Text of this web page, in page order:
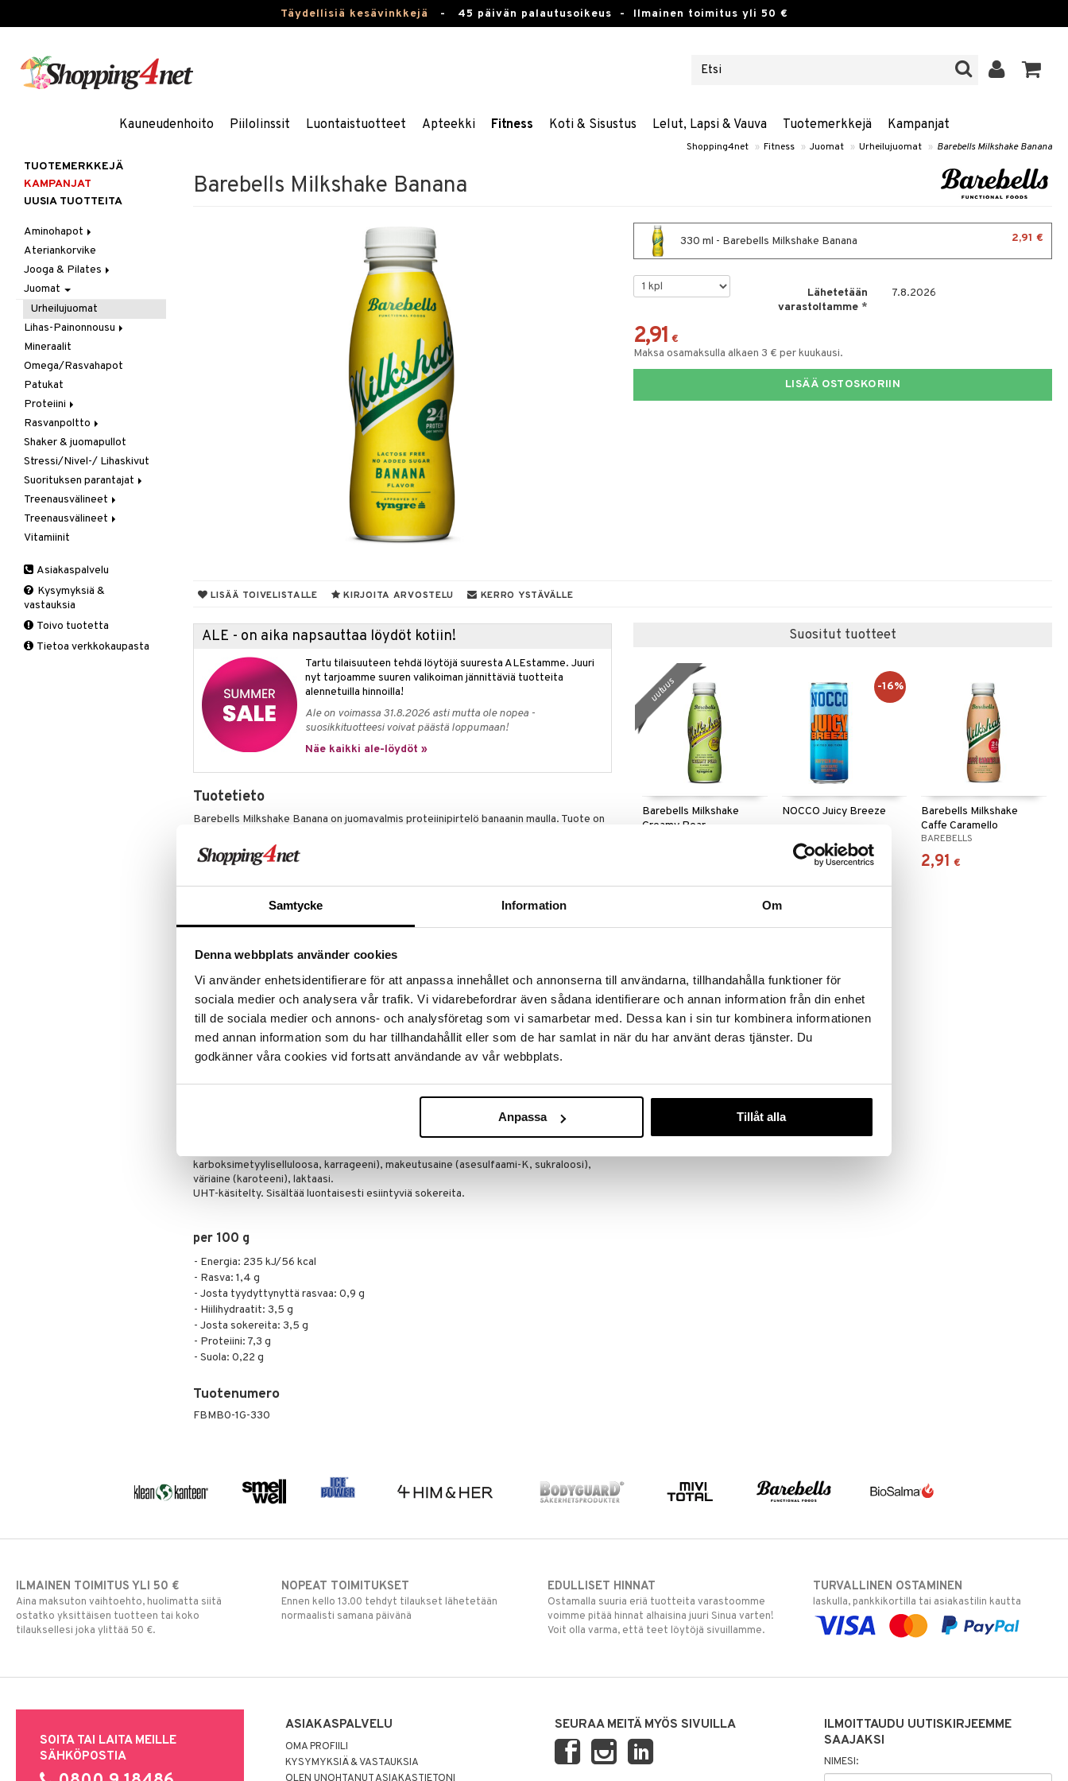
Samtycke Information Om
Denna webbplats använder cookies
Vi använder enhetsidentifierare för att anpassa innehållet och annonserna till användarna, tillhandahålla funktioner för
sociala medier och analysera vår trafik. Vi vidarebefordrar även sådana identifierare och annan information från din enhet
till de sociala medier och annons- och analysföretag som vi samarbetar med. Dessa kan i sin tur kombinera informationen
med annan information som du har tillhandahållit eller som de har samlat in när du har använt deras tjänster. Du
godkänner våra cookies vid fortsatt användande av vår webbplats.
Anpassa Tillåt alla
Täydellisiä kesävinkkejä - 45 päivän palautusoikeus - Ilmainen toimitus yli 50 €
Kauneudenhoito Piilolinssit Luontaistuotteet Apteekki Fitness Koti & Sisustus Lelut, Lapsi & Vauva Tuotemerkkejä Kampanjat
Shopping4net » Fitness » Juomat » Urheilujuomat » Barebells Milkshake Banana
Barebells Milkshake Banana
330 ml - Barebells Milkshake Banana 2,91 €
Lähetetään
varastoltamme*
7.8.2026
2,91 €
Maksa osamaksulla alkaen 3 € per kuukausi.
LISÄÄ OSTOSKORIIN
LISÄÄ TOIVELISTALLE KIRJOITA ARVOSTELU KERRO YSTÄVÄLLE
ALE - on aika napsauttaa löydöt kotiin!
Tartu tilaisuuteen tehdä löytöjä suuresta ALEstamme. Juuri
nyt tarjoamme suuren valikoiman jännittäviä tuotteita
alennetuilla hinnoilla!
Ale on voimassa 31.8.2026 asti mutta ole nopea -
suosikkituotteesi voivat päästä loppumaan!
Näe kaikki ale-löydöt »
Tuotetieto
Barebells Milkshake Banana on juomavalmis proteiinipirtelö banaanin maulla. Tuote on
joka etsit proteiinipitoista välipalaa tai palautumisherkkua harjoittelun yhteyteen.
Pirtelöllä on pehmeä ja kermainen koostumus ja se toimitetaan uudelleensuljettavassa
Ominaisuudet
Korkea proteiinipitoisuus:Sisältää 24 g proteiinia per pullo, mikä auttaa
Laktoositon:Sopii laktoosi-intoleranteille henkilöille.
Ei lisättyä sokeria:Makeutettu makeutusaineilla sokeripitoisuuden pitämiseksi
minimissä.
Juomavalmis:Toiminnallinen pakkaus, joka on helppo ottaa mukaan matkalle tai
kuntosalille.
Käyttö
karboksimetyyliselluloosa, karrageeni), makeutusaine (asesulfaami-K, sukraloosi),
väriaine (karoteeni), laktaasi.
UHT-käsitelty. Sisältää luontaisesti esiintyviä sokereita.
per 100 g
- Energia: 235 kJ/56 kcal
- Rasva: 1,4 g
- Josta tyydyttynyttä rasvaa: 0,9 g
- Hiilihydraatit: 3,5 g
- Josta sokereita: 3,5 g
- Proteiini: 7,3 g
- Suola: 0,22 g
Tuotenumero
FBMB0-1G-330
Suositut tuotteet
Barebells Milkshake
Creamy Pear
uutuus
NOCCO Juicy Breeze
2,09 € ( 2,49€)
-16%
Barebells Milkshake
Caffe Caramello
BAREBELLS
2,91 €
2,91 €
TUOTEMERKKEJÄ
KAMPANJAT
UUSIA TUOTTEITA
Aminohapot
Jauhe/Juoma
Kapselit/Tabletit
Ateriankorvike
Jooga & Pilates
Matot
Oheistarvikkeet
Juomat
Urheilujuomat
Lihas-Painonnousu
Aminohappo
Gainer
Kreatiini
Muut
Mineraalit
Omega/Rasvahapot
Patukat
Proteiini
Heraproteiini
Sekoitettu proteiini
Soija- & Munaproteiini
Rasvanpoltto
Kapselit/Tabletit
Shaker & juomapullot
Stressi/Nivel-/ Lihaskivut
Suorituksen parantajat
Kreatiini
Muut
Pre-Workout
Treenausvälineet
Kuntoilu
Oheistarvikkeet
Treenausvälineet
Kävelysauvat
Tuki ja suoja
Kyynärpää
Pohkeet
Polvi
Vitamiinit
Asiakaspalvelu
Kysymyksiä &
vastauksia
Toivo tuotetta
Tietoa verkkokaupasta
ILMAINEN TOIMITUS YLI 50 €
Aina maksuton vaihtoehto, huolimatta siitä
ostatko yksittäisen tuotteen tai koko
tilauksellesi joka ylittää 50 €.
NOPEAT TOIMITUKSET
Ennen kello 13.00 tehdyt tilaukset lähetetään
normaalisti samana päivänä
EDULLISET HINNAT
Ostamalla suuria eriä tuotteita varastoomme
voimme pitää hinnat alhaisina juuri Sinua varten!
Voit olla varma, että teet löytöjä sivuillamme.
TURVALLINEN OSTAMINEN
laskulla, pankkikortilla tai asiakastilin kautta
SOITA TAI LAITA MEILLE
SÄHKÖPOSTIA
ASIAKASPALVELU
OMA PROFIILI
KYSYMYKSIÄ & VASTAUKSIA
SEURAA MEITÄ MYÖS SIVUILLA
ILMOITTAUDU UUTISKIRJEEMME
SAAJAKSI
NIMESI: